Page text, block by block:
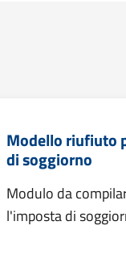
Modello riufiuto
di soggiorno
Modulo da
l'imposta di